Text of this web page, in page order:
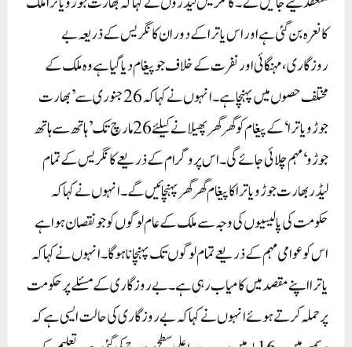
کا نعرہ بن گئی ہے اوراس یاترا کے دوران کانگریس کے ذریعہ بے
روزگاری، مہنگائی اور نفرت کے خلاف جو پیغام دیا گیا ہے وہ ملک کے
مختلف حصوں میں پہنچا ہے ۔انہوں نے کہا کہ 26جنوری سے ’بھارت
جوڑو یاترا‘ کے پیغام کو گھر گھر پھیلانے کیلئے 26مارچ تک ’ہاتھ سے ہاتھ
جوڑو‘ مہم چلائی جائے گی۔ اس پروگرام کے ذریعے کانگریس کے تمام
لیڈر بھارت جوڑو یاترا کا پیغام گھر گھر پہنچائیں گے ۔ انہوں نے کہا کہ
حکومت کی پالیسیوں کی وجہ سے ملک کے عام لوگوں کو جو نقصان ہوا ہے
اس کو عوامی مہم کے ذریعے تمام لوگوں تک پہنچانا ہوگا۔ انہوں نے کہا کہ
یاترا اپنے مقصد میں کامیاب رہی ہے ۔بے روزگاری کے مسئلے پر حکومت
پر حملہ کرتے ہوئے انہوں نے کہا کہ بے روزگاری کی حالت ایسی ہے کہ